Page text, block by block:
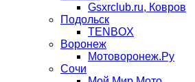
Gsxrclub.ru, Ковров
Подольск
TENBOX
Воронеж
Мотоворонеж.Ру
Сочи